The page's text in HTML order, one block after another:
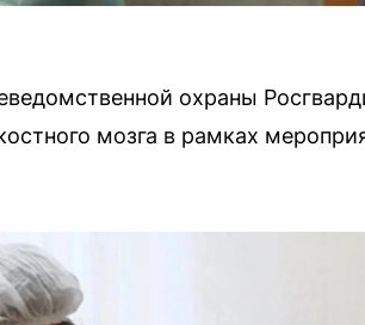
охраны
мозга в рамках